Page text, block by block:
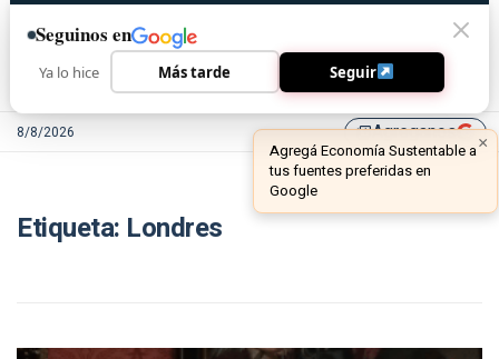
8/8/2026 library_addAgreganos ×
Agregá Economía Sustentable a
tus fuentes preferidas en
Google
Etiqueta: Londres
Seguinos en
Ya lo hice Más tarde Seguir